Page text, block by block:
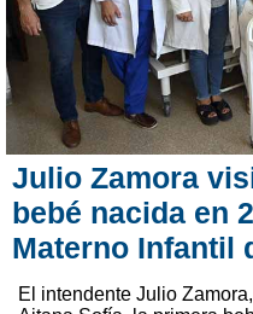
Julio Zamora
bebé nacida en
Materno Infantil
El intendente Julio